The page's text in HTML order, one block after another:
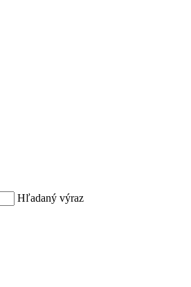
Hľadaný výraz